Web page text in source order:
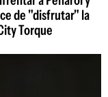
de "disfrutar" la
Torque